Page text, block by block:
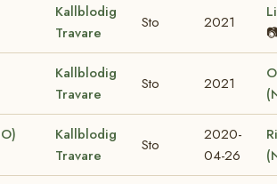
Kallblodig
Travare
Sto 2021
Kallblodig
Travare
Sto 2021
Kallblodig
Travare
Sto
2020-
04-26